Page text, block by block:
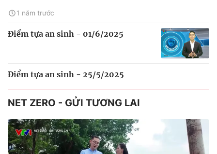
1 năm trước
Điểm tựa an sinh - 01/6/2025
Điểm tựa an sinh - 25/5/2025
NET ZERO - GỬI TƯƠNG LAI